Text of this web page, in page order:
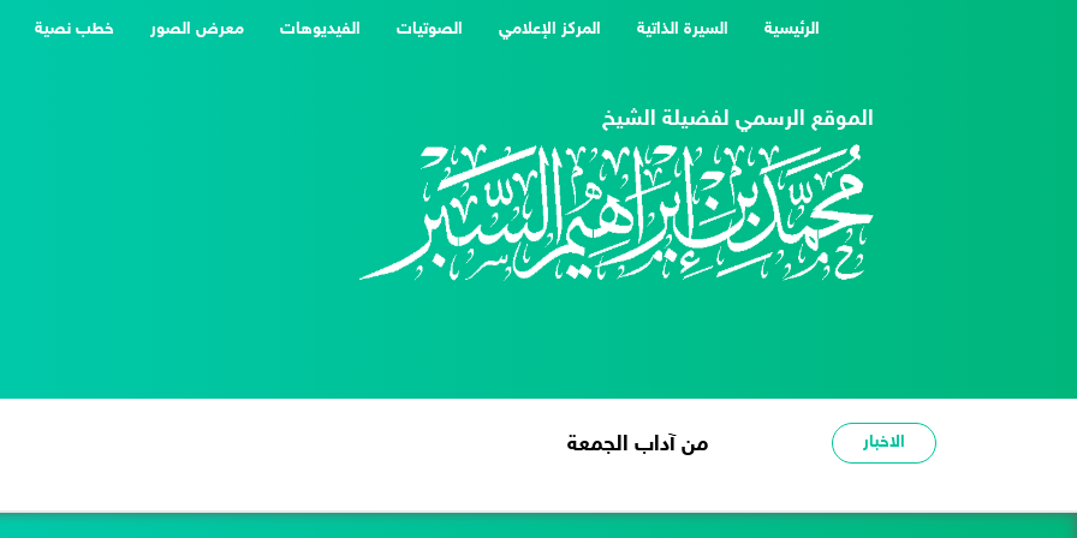
الرئيسية
(current) السيرة الذاتية المركز الإعلامي الصوتيات الفيديوهات معرض الصور خطب نصية
الموقع الرسمي لفضيلة الشيخ
الاخبار من آداب الجمعة